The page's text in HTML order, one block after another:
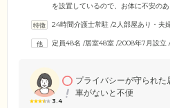
を設置しているので、お体に不安の
た個室をご用意しました。それぞれ
けます。また、1階共用部にはラウン
24時間介護士常駐 /2人部屋あり・夫
定員48名 /居室48室 /2008年7月設立 /
3.4
プライバシーが守られた
車がないと不便